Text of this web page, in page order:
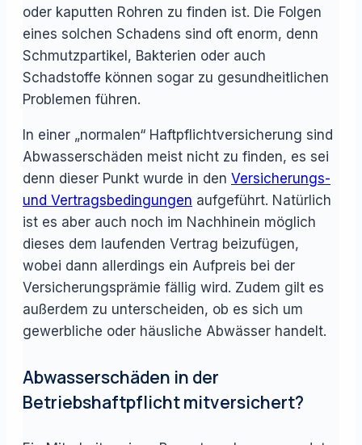
oder kaputten Rohren zu finden ist. Die Folgen
eines solchen Schadens sind oft enorm, denn
Schmutzpartikel, Bakterien oder auch
Schadstoffe können sogar zu gesundheitlichen
Problemen führen.
In einer „normalen“ Haftpflichtversicherung sind
Abwasserschäden meist nicht zu finden, es sei
denn dieser Punkt wurde in den Versicherungs-
und Vertragsbedingungen aufgeführt. Natürlich
ist es aber auch noch im Nachhinein möglich
dieses dem laufenden Vertrag beizufügen,
wobei dann allerdings ein Aufpreis bei der
Versicherungsprämie fällig wird. Zudem gilt es
außerdem zu unterscheiden, ob es sich um
gewerbliche oder häusliche Abwässer handelt.
Abwasserschäden in der
Betriebshaftpflicht mitversichert?